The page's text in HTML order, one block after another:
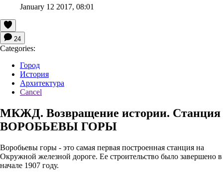
January 12 2017, 08:01
24
Categories:
Город
История
Архитектура
Cancel
МКЖД. Возвращение истории. Станция
ВОРОБЬЕВЫ ГОРЫ
Воробьевы горы - это самая первая построенная станция на
Окружной железной дороге. Ее строительство было завершено в
начале 1907 году.